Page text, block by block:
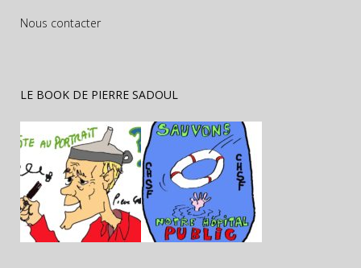
Nous contacter
LE BOOK DE PIERRE SADOUL